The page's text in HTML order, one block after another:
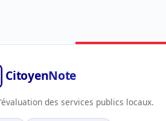
des services publics locaux.